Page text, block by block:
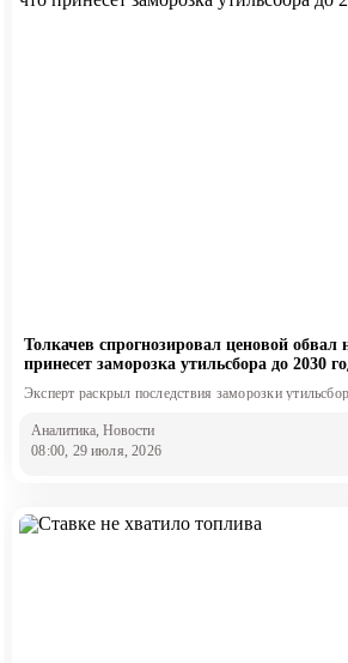
Толкачев спрогнозировал ценовой
принесет заморозка утильсбора до 2030
Эксперт раскрыл последствия заморозки
Аналитика, Новости
08:00, 29 июля, 2026